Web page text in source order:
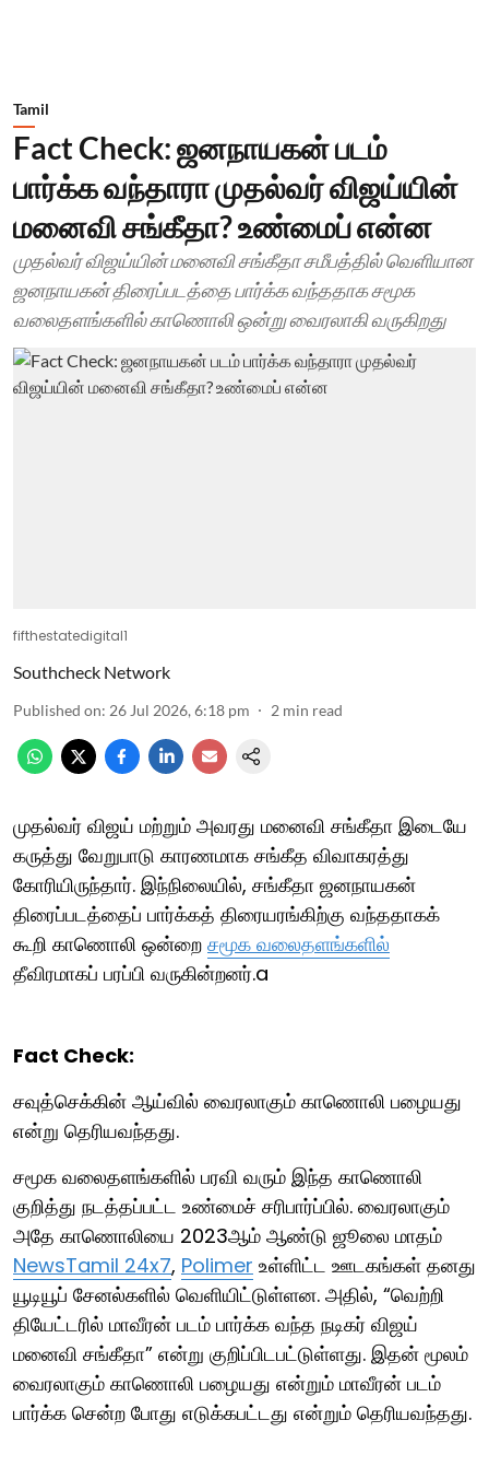
Tamil
Fact Check: ஜனநாயகன் படம்
பார்க்க வந்தாரா முதல்வர் விஜய்யின்
மனைவி சங்கீதா? உண்மைப் என்ன
முதல்வர் விஜய்யின் மனைவி சங்கீதா சமீபத்தில் வெளியான
ஜனநாயகன் திரைப்படத்தை பார்க்க வந்ததாக சமூக
வலைதளங்களில் காணொலி ஒன்று வைரலாகி வருகிறது
fifthestatedigital1
Southcheck Network
Published on: 26 Jul 2026, 6:18 pm 2 min read
முதல்வர் விஜய் மற்றும் அவரது மனைவி சங்கீதா இடையே
கருத்து வேறுபாடு காரணமாக சங்கீத விவாகரத்து
கோரியிருந்தார். இந்நிலையில், சங்கீதா ஜனநாயகன்
திரைப்படத்தைப் பார்க்கத் திரையரங்கிற்கு வந்ததாகக்
கூறி காணொலி ஒன்றை சமூக வலைதளங்களில்
தீவிரமாகப் பரப்பி வருகின்றனர்.a
Fact Check:
சவுத்செக்கின் ஆய்வில் வைரலாகும் காணொலி பழையது
என்று தெரியவந்தது.
சமூக வலைதளங்களில் பரவி வரும் இந்த காணொலி
குறித்து நடத்தப்பட்ட உண்மைச் சரிபார்ப்பில். வைரலாகும்
அதே காணொலியை 2023ஆம் ஆண்டு ஜூலை மாதம்
NewsTamil 24x7, Polimer உள்ளிட்ட ஊடகங்கள் தனது
யூடியூப் சேனல்களில் வெளியிட்டுள்ளன. அதில், “வெற்றி
தியேட்டரில் மாவீரன் படம் பார்க்க வந்த நடிகர் விஜய்
மனைவி சங்கீதா” என்று குறிப்பிடபட்டுள்ளது. இதன் மூலம்
வைரலாகும் காணொலி பழையது என்றும் மாவீரன் படம்
பார்க்க சென்ற போது எடுக்கபட்டது என்றும் தெரியவந்தது.